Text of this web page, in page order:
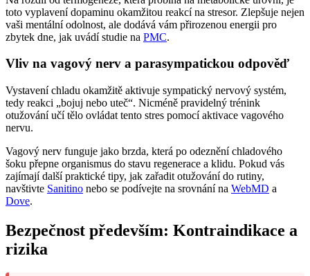
toto vyplavení dopaminu okamžitou reakcí na stresor. Zlepšuje nejen
vaši mentální odolnost, ale dodává vám přirozenou energii pro
zbytek dne, jak uvádí studie na PMC.
Vliv na vagový nerv a parasympatickou odpověď
Vystavení chladu okamžitě aktivuje sympatický nervový systém,
tedy reakci „bojuj nebo uteč“. Nicméně pravidelný trénink
otužování učí tělo ovládat tento stres pomocí aktivace vagového
nervu.
Vagový nerv funguje jako brzda, která po odeznění chladového
šoku přepne organismus do stavu regenerace a klidu. Pokud vás
zajímají další praktické tipy, jak zařadit otužování do rutiny,
navštivte Sanitino nebo se podívejte na srovnání na WebMD a
Dove.
Bezpečnost především: Kontraindikace a
rizika